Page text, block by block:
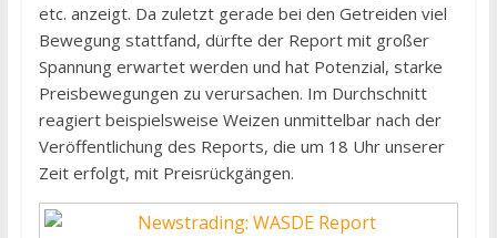
etc. anzeigt. Da zuletzt gerade bei den Getreiden viel
Bewegung stattfand, dürfte der Report mit großer
Spannung erwartet werden und hat Potenzial, starke
Preisbewegungen zu verursachen. Im Durchschnitt
reagiert beispielsweise Weizen unmittelbar nach der
Veröffentlichung des Reports, die um 18 Uhr unserer
Zeit erfolgt, mit Preisrückgängen.